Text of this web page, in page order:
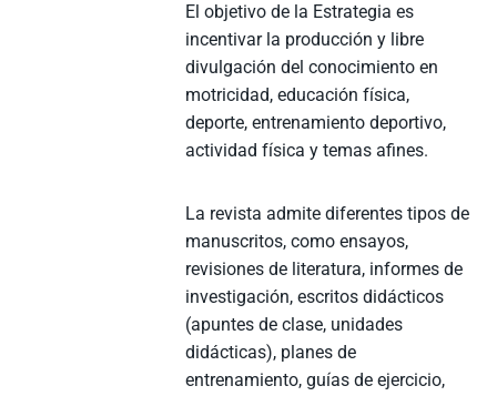
El objetivo de la Estrategia es
incentivar la producción y libre
divulgación del conocimiento en
motricidad, educación física,
deporte, entrenamiento deportivo,
actividad física y temas afines.
La revista admite diferentes tipos de
manuscritos, como ensayos,
revisiones de literatura, informes de
investigación, escritos didácticos
(apuntes de clase, unidades
didácticas), planes de
entrenamiento, guías de ejercicio,